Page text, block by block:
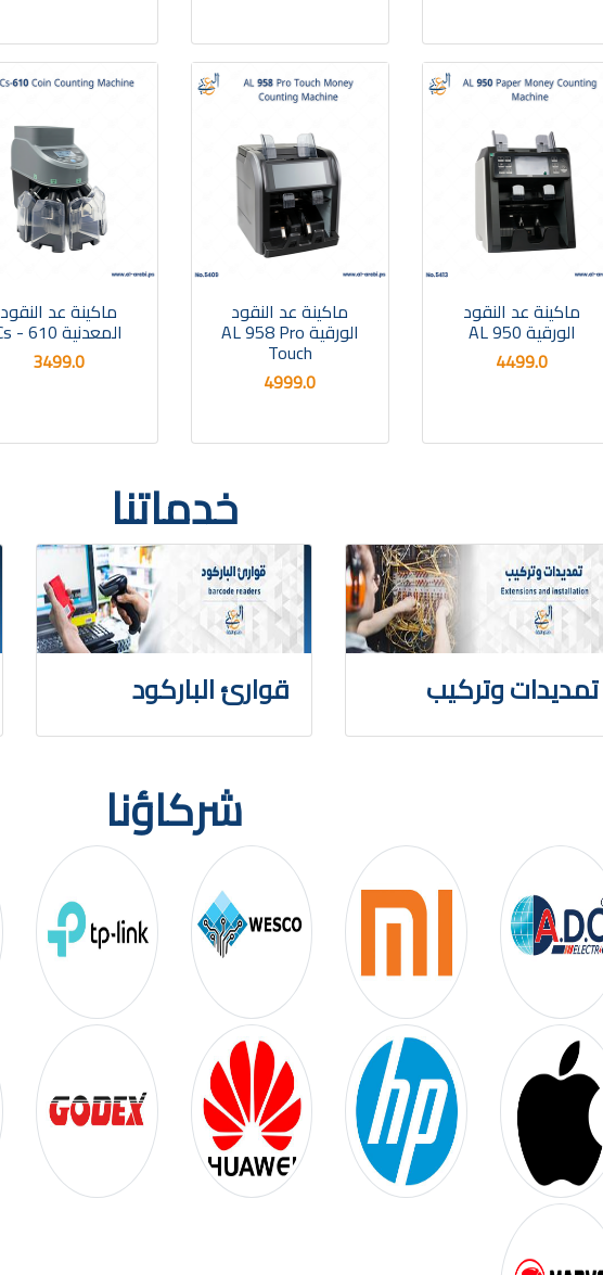
ماكينة عد النقود
الورقية AL 950
4499.0
ماكينة عد النقود
الورقية AL 958 Pro
Touch
4999.0
ماكينة عد النقود
المعدنية Cs - 610
3499.0
خدماتنا
تمديدات وتركيب قوارئ الباركود
شركاؤنا